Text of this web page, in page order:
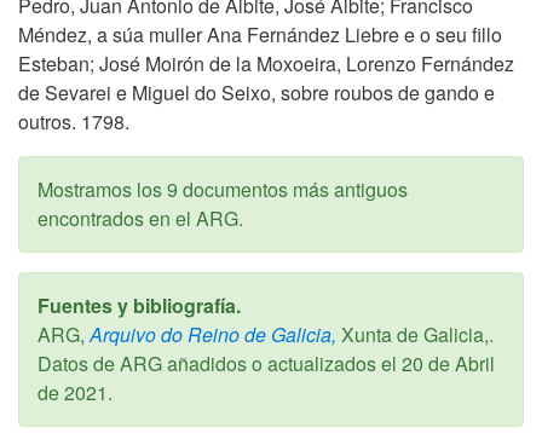
Méndez, a súa muller Ana Fernández Liebre e o seu fillo
Esteban; José Moirón de la Moxoeira, Lorenzo Fernández
de Sevarei e Miguel do Seixo, sobre roubos de gando e
outros. 1798.
Mostramos los 9 documentos más antiguos
encontrados en el ARG.
Fuentes y bibliografía.
ARG, Arquivo do Reino de Galicia, Xunta de Galicia,.
Datos de ARG añadidos o actualizados el 20 de Abril
de 2021.